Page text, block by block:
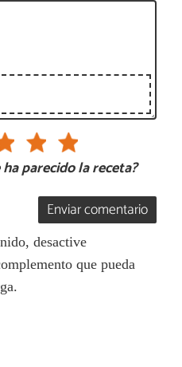
parecido la receta?
Enviar comentario
desactive
que pueda